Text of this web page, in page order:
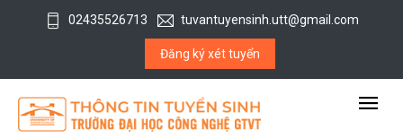
02435526713 tuvantuyensinh.utt@gmail.com
Đăng ký xét tuyển